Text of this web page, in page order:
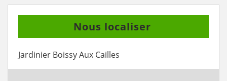
Nous localiser
Jardinier Boissy Aux Cailles